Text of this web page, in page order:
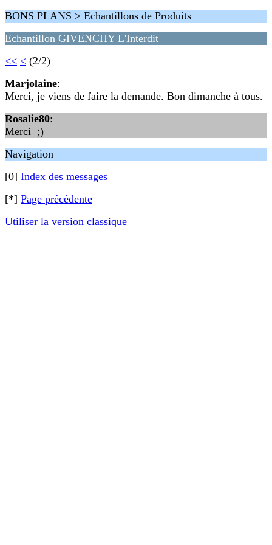
BONS PLANS > Echantillons de Produits
Echantillon GIVENCHY L'Interdit
<< < (2/2)
Marjolaine:
Merci, je viens de faire la demande. Bon dimanche à tous.
Rosalie80:
Merci ;)
Navigation
[0] Index des messages
[*] Page précédente
Utiliser la version classique